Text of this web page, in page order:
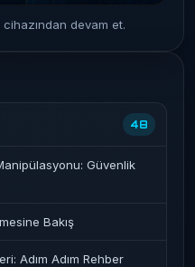
devam et.
48
Güvenlik
Bakış
Adım Adım Rehber